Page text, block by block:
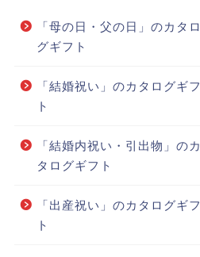
「母の日・父の日」のカタロ
グギフト
「結婚祝い」のカタログギフ
ト
「結婚内祝い・引出物」のカ
タログギフト
「出産祝い」のカタログギフ
ト